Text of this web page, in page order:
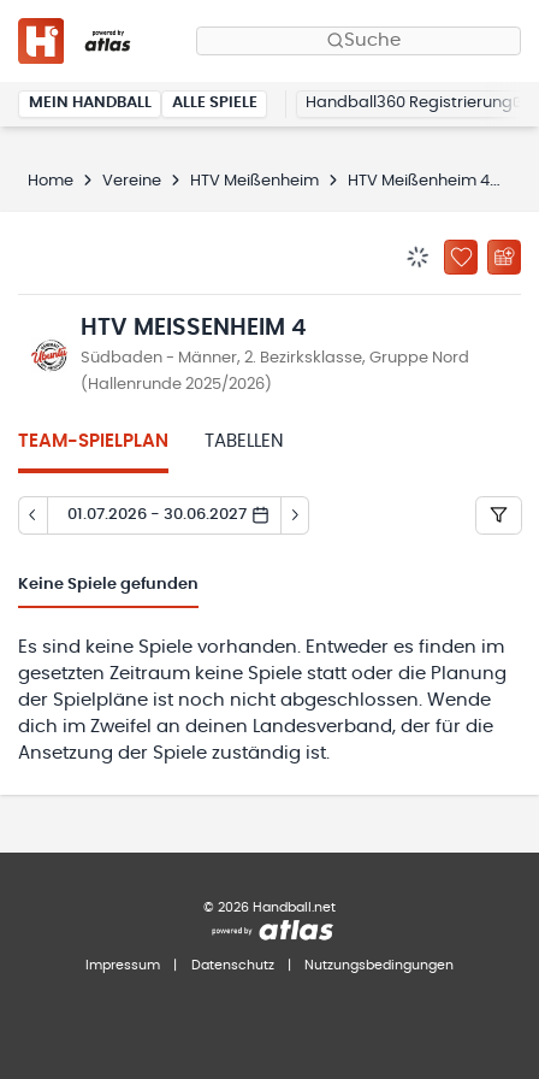
Suche
MEIN HANDBALL ALLE SPIELE Handball360 Registrierung
Home Vereine HTV Meißenheim HTV Meißenheim 4
ZU
HTV MEISSENHEIM 4
Südbaden - Männer, 2. Bezirksklasse, Gruppe Nord
(Hallenrunde 2025/2026)
TEAM-SPIELPLAN TABELLEN
01.07.2026 - 30.06.2027
Keine Spiele gefunden
Es sind keine Spiele vorhanden. Entweder es finden im
gesetzten Zeitraum keine Spiele statt oder die Planung
der Spielpläne ist noch nicht abgeschlossen. Wende
dich im Zweifel an deinen Landesverband, der für die
Ansetzung der Spiele zuständig ist.
© 2026 Handball.net
Impressum Datenschutz Nutzungsbedingungen